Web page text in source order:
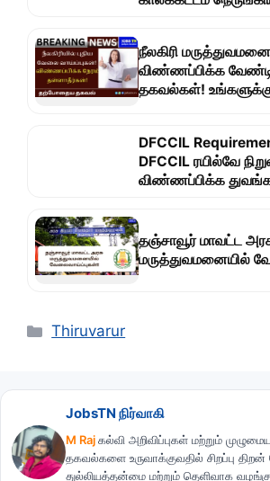
நீலகிரி
விண்ணப்பிக்க
தகவல்கள்!
DFCCIL
DFCCIL ரயில்வே
விண்ணப்பிக்க
தஞ்சாவூர் மாவட்ட
மருத்துவமனையில்
Categories
Thiruvarur
JobsTN நிர்வாகி
M Rajகல்வி அறிவிப்புகள் மற்றும்
தகவல்களை உருவாக்குவதில் சிறப்பு
துல்லியத்தன்மை மற்றும் தெளிவாக